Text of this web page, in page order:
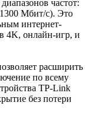
частот:
Мбит/с). Это
интернет-
4K, онлайн-игр, и
расширить
по всему
TP-Link
без потери